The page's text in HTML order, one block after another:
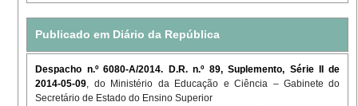
Publicado em Diário da República
Despacho n.º 6080-A/2014. D.R. n.º 89, Suplemento, Série II de
2014-05-09, do Ministério da Educação e Ciência – Gabinete do
Secretário de Estado do Ensino Superior